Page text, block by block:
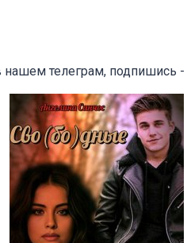
нашем телеграм, подпишись -